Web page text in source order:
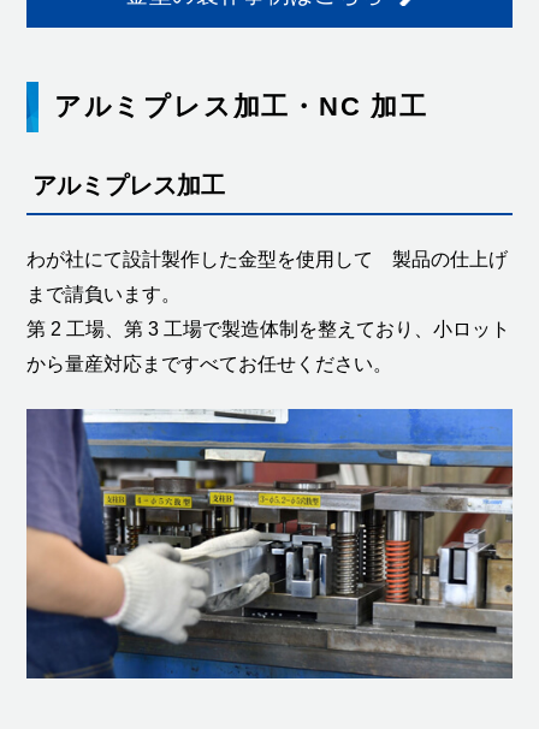
アルミプレス加工・NC 加工
アルミプレス加工
わが社にて設計製作した金型を使用して 製品の仕上げ
まで請負います。
第 2 工場、第 3 工場で製造体制を整えており、小ロット
から量産対応まですべてお任せください。